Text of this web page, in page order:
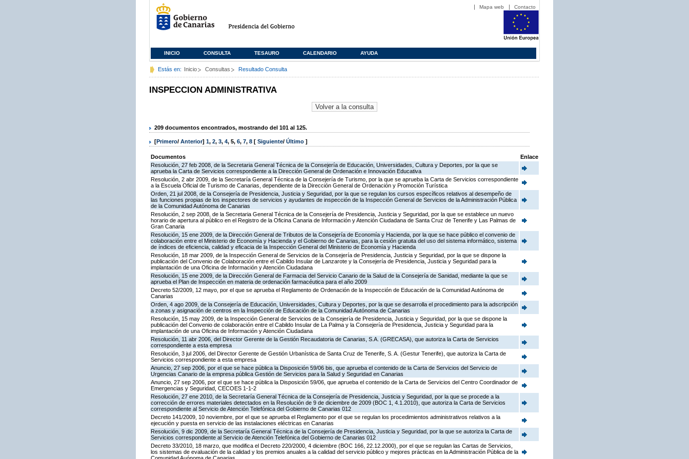
Mapa web Contacto
INICIO CONSULTA TESAURO CALENDARIO AYUDA
Estás en: Inicio Consultas Resultado Consulta
INSPECCION ADMINISTRATIVA
209 documentos encontrados, mostrando del 101 al 125.
[Primero/ Anterior] 1, 2, 3, 4, 5, 6, 7, 8 [ Siguiente/ Último ]
Documentos
Enlace
Resolución, 27 feb 2008, de la Secretaria General Técnica de la Consejería de Educación, Universidades, Cultura y Deportes, por la que se
aprueba la Carta de Servicios correspondiente a la Dirección General de Ordenación e Innovación Educativa
Resolución, 2 abr 2009, de la Secretaría General Técnica de la Consejería de Turismo, por la que se aprueba la Carta de Servicios correspondiente
a la Escuela Oficial de Turismo de Canarias, dependiente de la Dirección General de Ordenación y Promoción Turística
Orden, 21 jul 2008, de la Consejería de Presidencia, Justicia y Seguridad, por la que se regulan los cursos específicos relativos al desempeño de
las funciones propias de los inspectores de servicios y ayudantes de inspección de la Inspección General de Servicios de la Administración Pública
de la Comunidad Autónoma de Canarias
Resolución, 2 sep 2008, de la Secretaria General Técnica de la Consejería de Presidencia, Justicia y Seguridad, por la que se establece un nuevo
horario de apertura al público en el Registro de la Oficina Canaria de Información y Atención Ciudadana de Santa Cruz de Tenerife y Las Palmas de
Gran Canaria
Resolución, 15 ene 2009, de la Dirección General de Tributos de la Consejería de Economía y Hacienda, por la que se hace público el convenio de
colaboración entre el Ministerio de Economía y Hacienda y el Gobierno de Canarias, para la cesión gratuita del uso del sistema informático, sistema
de índices de eficiencia, calidad y eficacia de la Inspección General del Ministerio de Economía y Hacienda
Resolución, 18 mar 2009, de la Inspección General de Servicios de la Consejería de Presidencia, Justicia y Seguridad, por la que se dispone la
publicación del Convenio de Colaboración entre el Cabildo Insular de Lanzarote y la Consejería de Presidencia, Justicia y Seguridad para la
implantación de una Oficina de Información y Atención Ciudadana
Resolución, 15 ene 2009, de la Dirección General de Farmacia del Servicio Canario de la Salud de la Consejería de Sanidad, mediante la que se
aprueba el Plan de Inspección en materia de ordenación farmacéutica para el año 2009
Decreto 52/2009, 12 mayo, por el que se aprueba el Reglamento de Ordenación de la Inspección de Educación de la Comunidad Autónoma de
Canarias
Orden, 4 ago 2009, de la Consejería de Educación, Universidades, Cultura y Deportes, por la que se desarrolla el procedimiento para la adscripción
a zonas y asignación de centros en la Inspección de Educación de la Comunidad Autónoma de Canarias
Resolución, 15 may 2009, de la Inspección General de Servicios de la Consejería de Presidencia, Justicia y Seguridad, por la que se dispone la
publicación del Convenio de colaboración entre el Cabildo Insular de La Palma y la Consejería de Presidencia, Justicia y Seguridad para la
implantación de una Oficina de Información y Atención Ciudadana
Resolución, 11 abr 2006, del Director Gerente de la Gestión Recaudatoria de Canarias, S.A. (GRECASA), que autoriza la Carta de Servicios
correspondiente a esta empresa
Resolución, 3 jul 2006, del Director Gerente de Gestión Urbanística de Santa Cruz de Tenerife, S. A. (Gestur Tenerife), que autoriza la Carta de
Servicios correspondiente a esta empresa
Anuncio, 27 sep 2006, por el que se hace pública la Disposición 59/06 bis, que aprueba el contenido de la Carta de Servicios del Servicio de
Urgencias Canario de la empresa pública Gestión de Servicios para la Salud y Seguridad en Canarias
Anuncio, 27 sep 2006, por el que se hace pública la Disposición 59/06, que aprueba el contenido de la Carta de Servicios del Centro Coordinador de
Emergencias y Seguridad, CECOES 1-1-2
Resolución, 27 ene 2010, de la Secretaría General Técnica de la Consejería de Presidencia, Justicia y Seguridad, por la que se procede a la
corrección de errores materiales detectados en la Resolución de 9 de diciembre de 2009 (BOC 1, 4.1.2010), que autoriza la Carta de Servicios
correspondiente al Servicio de Atención Telefónica del Gobierno de Canarias 012
Decreto 141/2009, 10 noviembre, por el que se aprueba el Reglamento por el que se regulan los procedimientos administrativos relativos a la
ejecución y puesta en servicio de las instalaciones eléctricas en Canarias
Resolución, 9 dic 2009, de la Secretaría General Técnica de la Consejería de Presidencia, Justicia y Seguridad, por la que se autoriza la Carta de
Servicios correspondiente al Servicio de Atención Telefónica del Gobierno de Canarias 012
Decreto 33/2010, 18 marzo, que modifica el Decreto 220/2000, 4 diciembre (BOC 166, 22.12.2000), por el que se regulan las Cartas de Servicios,
los sistemas de evaluación de la calidad y los premios anuales a la calidad del servicio público y mejores prácticas en la Administración Pública de la